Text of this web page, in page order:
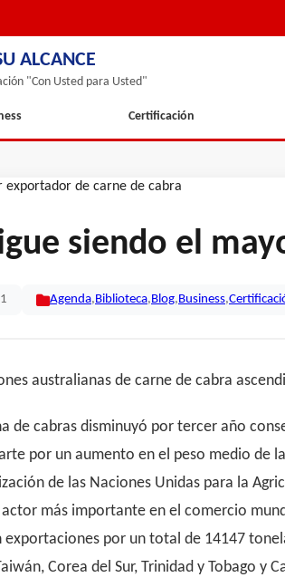
ALCANCE
"Con Usted para Usted"
Certificación
siendo el
Agenda,Biblioteca,Blog,Business,
australianas de carne de cabra
de cabras disminuyó por tercer año
por un aumento en el peso medio de
de las Naciones Unidas para la
más importante en el comercio
exportaciones por un total de 14147
Corea del Sur, Trinidad y Tobago